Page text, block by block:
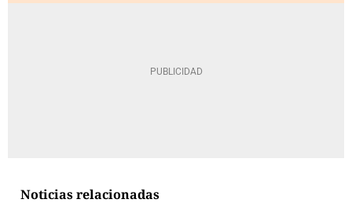
Noticias relacionadas